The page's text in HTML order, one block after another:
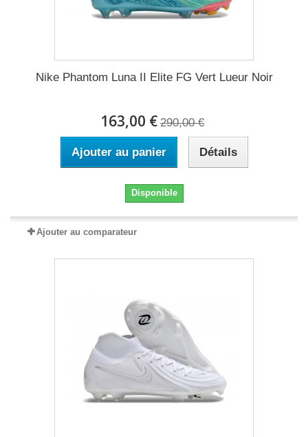
Nike Phantom Luna II Elite FG Vert Lueur Noir
163,00 € 290,00 €
Ajouter au panier Détails
Disponible
Ajouter au comparateur